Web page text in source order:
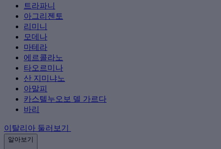
트라파니
아그리젠토
리미니
모데나
마테라
에르콜라노
타오르미나
산 지미냐노
아말피
카스텔누오보 델 가르다
바리
이탈리아 둘러보기
알아보기